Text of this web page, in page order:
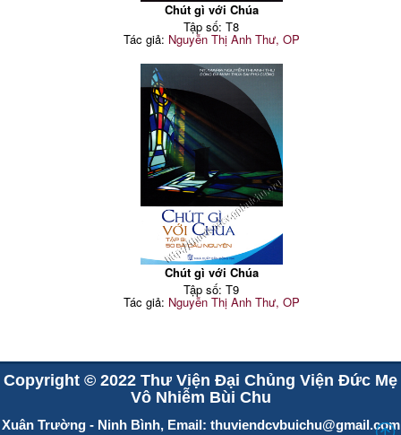
Chút gì với Chúa
Tập số: T8
Tác giả: Nguyễn Thị Anh Thư, OP
Chút gì với Chúa
Tập số: T9
Tác giả: Nguyễn Thị Anh Thư, OP
Copyright © 2022 Thư Viện Đại Chủng Viện Đức Mẹ
Vô Nhiễm Bùi Chu
Xuân Trường - Ninh Bình, Email: thuviendcvbuichu@gmail.com